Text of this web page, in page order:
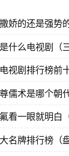
娇的还是强势
什么电视剧（
儒术是哪个朝
看一眼就明白
名牌排行榜（